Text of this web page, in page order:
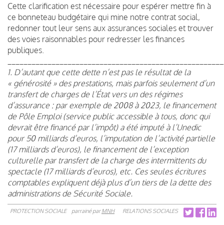
Cette clarification est nécessaire pour espérer mettre fin à
ce bonneteau budgétaire qui mine notre contrat social,
redonner tout leur sens aux assurances sociales et trouver
des voies raisonnables pour redresser les finances
publiques.
1. D’autant que cette dette n’est pas le résultat de la
« générosité » des prestations, mais parfois seulement d’un
transfert de charges de l’État vers un des régimes
d’assurance : par exemple de 2008 à 2023, le financement
de Pôle Emploi (service public accessible à tous, donc qui
devrait être financé par l’impôt) a été imputé à l’Unedic
pour 50 milliards d’euros, l’imputation de l’activité partielle
(17 milliards d’euros), le financement de l’exception
culturelle par transfert de la charge des intermittents du
spectacle (17 milliards d’euros), etc. Ces seules écritures
comptables expliquent déjà plus d’un tiers de la dette des
administrations de Sécurité Sociale.
PROTECTION SOCIALE parrainé parMNH RELATIONS SOCIALES